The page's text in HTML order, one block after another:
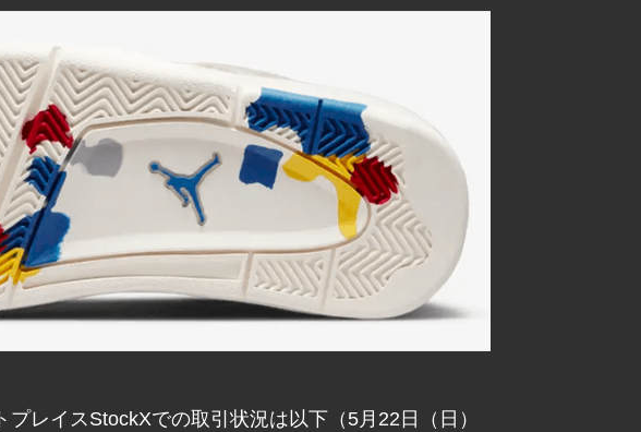
レイスStockXでの取引状況は以下（5月22日（日）